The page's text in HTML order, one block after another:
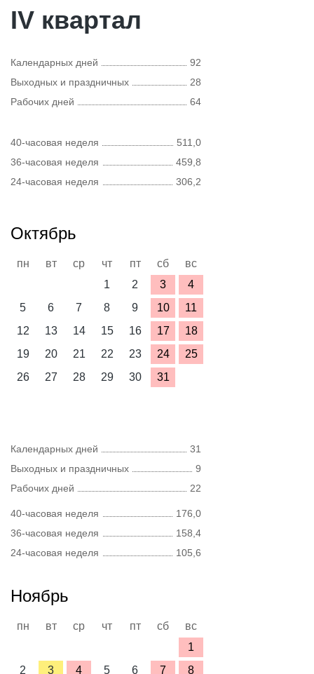
IV квартал
Календарных дней
92
Выходных и праздничных
28
Рабочих дней
64
40-часовая неделя
511,0
36-часовая неделя
459,8
24-часовая неделя
306,2
Октябрь
пн вт ср чт пт сб
вс
1
2 3
4
5
6 7 8 9 10
11
12
13 14 15 16 17
18
19
20 21 22 23 24
25
26
27 28 29 30 31
Календарных дней
31
Выходных и праздничных
9
Рабочих дней
22
40-часовая неделя
176,0
36-часовая неделя
158,4
24-часовая неделя
105,6
Ноябрь
пн вт ср чт пт сб
вс
1
2
3 4 5 6 7 8